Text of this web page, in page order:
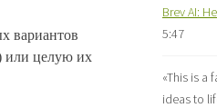
вариантов
или целую их
Brev AI:
5:47
«This is a
ideas to